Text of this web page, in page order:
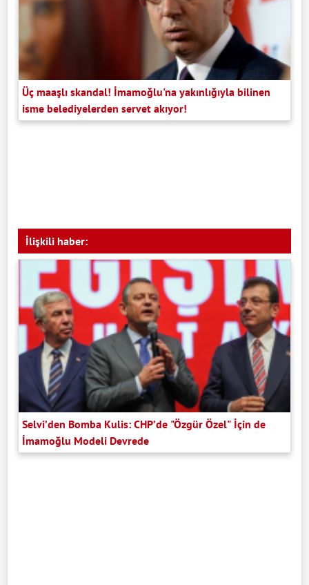
Üç maaşlı skandal! İmamoğlu'na yakınlığıyla bilinen
isme belediyelerden servet akıyor!
İlişkili haber:
Selvi’den Bomba Kulis: CHP’de "Özgür Özel" İçin de
İmamoğlu Modeli Devrede